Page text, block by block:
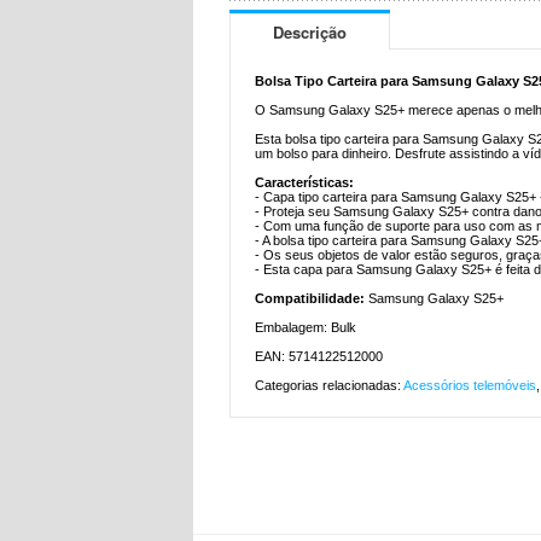
Descrição
Bolsa Tipo Carteira para Samsung Galaxy
O Samsung Galaxy S25+ merece apenas o
Esta bolsa tipo carteira para Samsung Galaxy
um bolso para dinheiro. Desfrute assistindo a
Características:
- Capa tipo carteira para Samsung Galaxy
- Proteja seu Samsung Galaxy S25+ contra
- Com uma função de suporte para uso com as
- A bolsa tipo carteira para Samsung Galaxy
- Os seus objetos de valor estão seguros,
- Esta capa para Samsung Galaxy S25+ é feita
Compatibilidade: Samsung Galaxy S25+
Embalagem: Bulk
EAN: 5714122512000
Categorias relacionadas: Acessórios telemóveis